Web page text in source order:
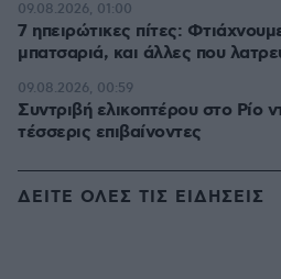
7 ηπειρώτικες πίτες:
μπατσαριά, και άλλες που
09.08.2026, 01:00
Συντριβή ελικοπτέρου στο Ρίο
τέσσερις επιβαίνοντες
09.08.2026, 00:59
ΔΕΙΤΕ ΟΛΕΣ ΤΙΣ ΕΙΔΗΣΕΙΣ